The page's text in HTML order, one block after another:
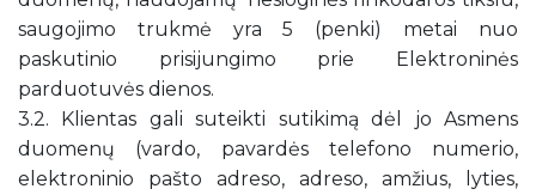
saugojimo trukmė yra 5 (penki) metai nuo
paskutinio prisijungimo prie Elektroninės
parduotuvės dienos.
3.2. Klientas gali suteikti sutikimą dėl jo Asmens
duomenų (vardo, pavardės telefono numerio,
elektroninio pašto adreso, adreso, amžius, lyties,